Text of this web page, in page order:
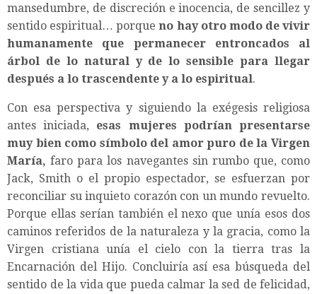
mansedumbre, de discreción e inocencia, de sencillez y
sentido espiritual… porqueno hay otro modo de vivir
humanamente que permanecer entroncados al
árbol de lo natural y de lo sensible para llegar
después a lo trascendente y a lo espiritual.
Con esa perspectiva y siguiendo la exégesis religiosa
antes iniciada, esas mujeres podrían presentarse
muy bien como símbolo del amor puro de la Virgen
María, faro para los navegantes sin rumbo que, como
Jack, Smith o el propio espectador, se esfuerzan por
reconciliar su inquieto corazón con un mundo revuelto.
Porque ellas serían también el nexo que unía esos dos
caminos referidos de la naturaleza y la gracia, como la
Virgen cristiana unía el cielo con la tierra tras la
Encarnación del Hijo. Concluiría así esa búsqueda del
sentido de la vida que pueda calmar la sed de felicidad,